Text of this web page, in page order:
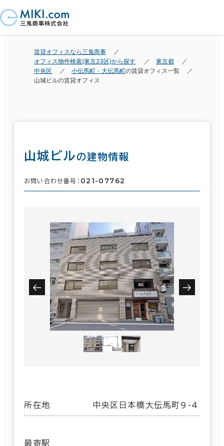
賃貸オフィスなら三鬼商事
オフィス物件検索(東京23区)から探す
東京都
中央区
小伝馬町・大伝馬町の賃貸オフィス一覧
山城ビルの賃貸オフィス
山城ビルの建物情報
お問い合わせ番号： 021-07762
所在地 中央区日本橋大伝馬町9-4
最寄駅